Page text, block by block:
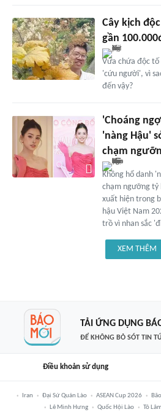
Cây kịch
gần
Vừa chứa độc tố
'cứu người', vì
đến vậy?
'Choáng
'nàng Hậu'
chạm
Không hổ danh
chạm ngưỡng tỷ
xuất hiện trong
hậu Việt Nam
trồ vì nhan sắc
XEM THÊM
TẢI ỨNG DỤNG
ĐỂ KHÔNG BỎ SÓT TIN
Điều khoản sử dụng
Iran Đại Sứ Quán Lào ASEAN Cup 2026
Lê Minh Hưng
Quốc Hội Lào Tô Lâm